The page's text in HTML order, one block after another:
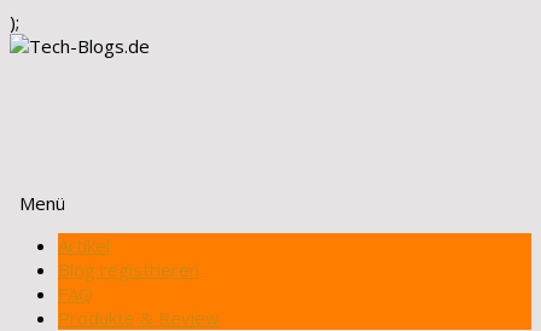
);
Menü
Zum
Inhalt
springen
Artikel
Blog registrieren
FAQ
Produkte & Review